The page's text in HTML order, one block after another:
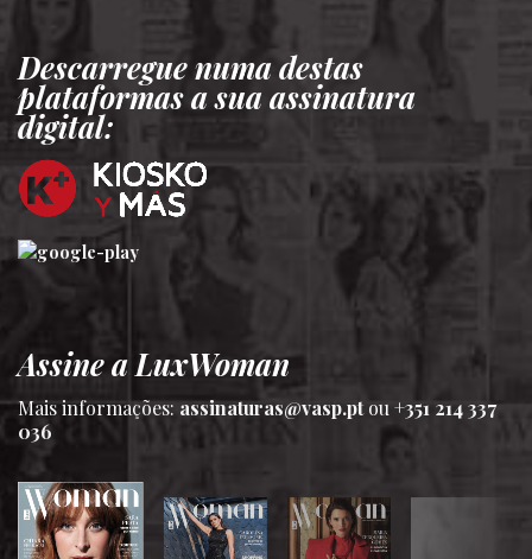
Descarregue numa destas
plataformas a sua assinatura
digital:
Assine a LuxWoman
Mais informações:assinaturas@vasp.ptou +351 214 337
036